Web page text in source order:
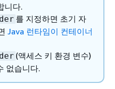
니다.
를 지정하면 초기 자
Java 런타임이 컨테이너
(액세스 키 환경 변수)
없습니다.